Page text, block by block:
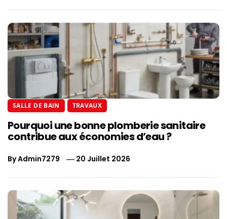
SALLE DE BAIN TRAVAUX
Pourquoi une bonne plomberie sanitaire
contribue aux économies d’eau ?
ByAdmin7279 20 Juillet 2026